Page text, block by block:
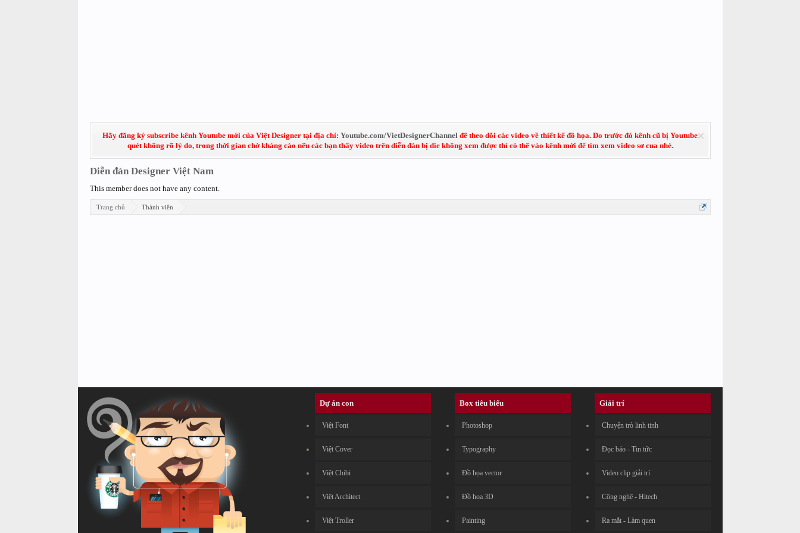
Hãy đăng ký subscribe kênh Youtube mới của Việt Designer tại địa chỉ: Youtube.com/VietDesignerChannel để theo dõi các video về thiết kế đồ họa. Do trước đó kênh cũ bị Youtube
quét không rõ lý do, trong thời gian chờ kháng cáo nếu các bạn thấy video trên diễn đàn bị die không xem được thì có thể vào kênh mới để tìm xem video sơ cua nhé.
Diễn đàn Designer Việt Nam
This member does not have any content.
Trang chủ Thành viên
Dự án con
Việt Font
Việt Cover
Việt Chibi
Việt Architect
Việt Troller
Box tiêu biểu
Photoshop
Typography
Đồ họa vector
Đồ họa 3D
Painting
Giải trí
Chuyện trò linh tinh
Đọc báo - Tin tức
Video clip giải trí
Công nghệ - Hitech
Ra mắt - Làm quen